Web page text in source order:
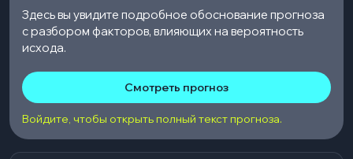
Здесь вы увидите подробное обоснование прогноза
с разбором факторов, влияющих на вероятность
исхода.
Смотреть прогноз
Войдите, чтобы открыть полный текст прогноза.